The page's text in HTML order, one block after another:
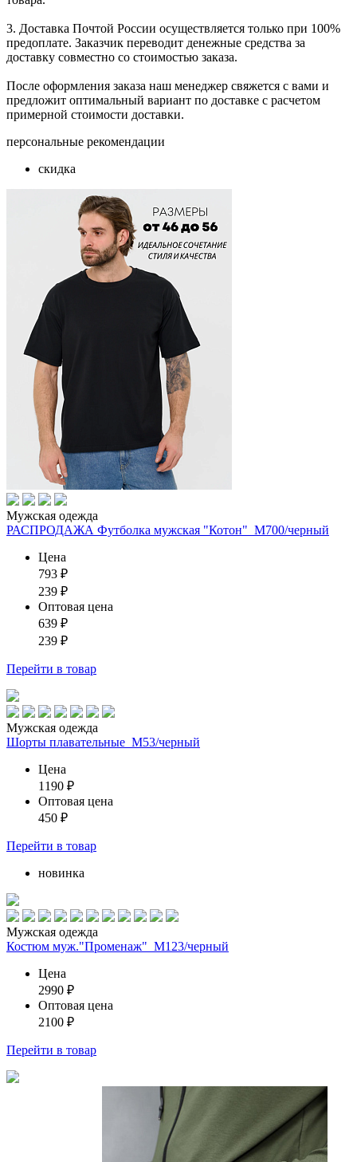
3. Доставка Почтой России осуществляется только при 100%
предоплате. Заказчик переводит денежные средства за
доставку совместно со стоимостью заказа.
После оформления заказа наш менеджер свяжется с вами и
предложит оптимальный вариант по доставке с расчетом
примерной стоимости доставки.
персональные рекомендации
скидка
Мужская одежда
РАСПРОДАЖА Футболка мужская "Котон"_М700/черный
Цена
793 ₽
239 ₽
Оптовая цена
639 ₽
239 ₽
Перейти в товар
Мужская одежда
Шорты плавательные_М53/черный
Цена
1190 ₽
Оптовая цена
450 ₽
Перейти в товар
новинка
Мужская одежда
Костюм муж."Променаж"_М123/черный
Цена
2990 ₽
Оптовая цена
2100 ₽
Перейти в товар